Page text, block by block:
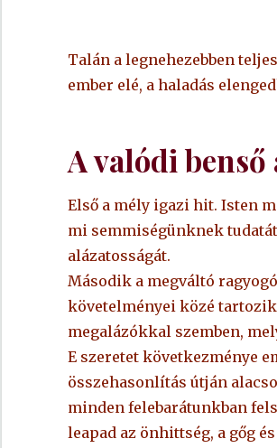
Talán a legnehezebben
ember elé, a haladás
A valódi
Első a mély igazi hit. Isten
mi semmiségünknek
alázatosságát.
Második a megváltó
követelményei közé
megalázókkal szemben,
E szeretet következménye
összehasonlítás útján
minden felebarátunkban
leapad az önhittség, a gőg